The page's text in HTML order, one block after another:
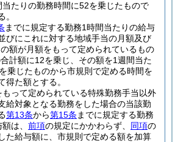
当たりの勤務時間に52を乗じたもので
。
までに規定する勤務1時間当たりの給与
びにこれに対する地域手当の月額及び
額が月額をもって定められているもの
計額に12を乗じ、その額を1週間当た
乗じたものから市規則で定める時間を
得た額とする。
って定められている特殊勤務手当以外
給対象となる勤務をした場合の当該勤
第13条から第15条 までに規定する勤務
は、 前項の規定にかかわらず、 同項の
た給与額に、市規則で定める額を加算